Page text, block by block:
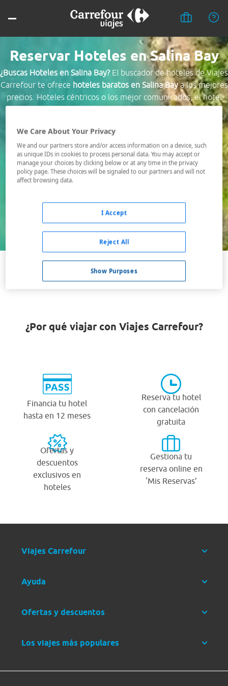
Reservar Hoteles en Salina Bay
¿Buscas Hoteles en Salina Bay?El buscador de hoteles de Viajes
Carrefour te ofrece hoteles baratos en Salina Baya los mejores
precios. Hoteles céntricos o los mejor comunicados, el hotel
que busques nosotros te lo encontramos al mejor precio.
Destino *
Fechas *
09/08/2026 - 10/08/2026
Buscar
VER TODOS LOS HOTELES BARATOS EN SALINA BAY
¿Por qué viajar con Viajes Carrefour?
Financia tu hotel
hasta en 12 meses
Reserva tu hotel
con cancelación
gratuita
Ofertas y
descuentos
exclusivos en
hoteles
Gestiona tu
reserva online en
‘Mis Reservas’
Viajes Carrefour
Ayuda
Ofertas y descuentos
Los viajes más populares
We Care About Your Privacy
We and our partners store and/or access information on a device, such
as unique IDs in cookies to process personal data. You may accept or
manage your choices by clicking below or at any time in the privacy
policy page. These choices will be signaled to our partners and will not
affect browsing data.
Show Purposes
Reject All
I Accept